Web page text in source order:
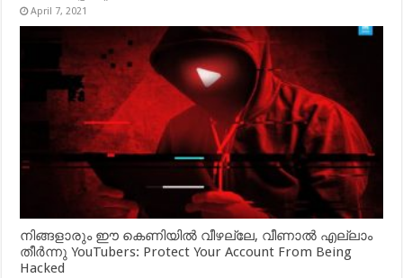
April 7, 2021
നിങ്ങളാരും ഈ കെണിയിൽ വീഴല്ലേ, വീണാൽ എല്ലാം
തീർന്നു YouTubers: Protect Your Account From Being
Hacked